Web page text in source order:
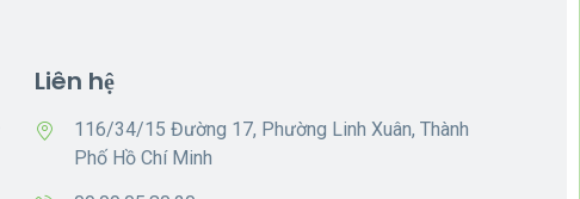
Liên hệ
116/34/15 Đường 17, Phường Linh Xuân, Thành
Phố Hồ Chí Minh